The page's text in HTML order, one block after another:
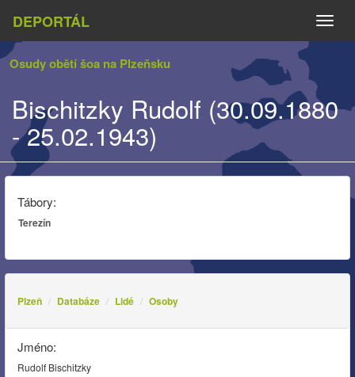
DEPORTÁL
Osudy obětí šoa na Plzeňsku
Bischitzky Rudolf (30.09.1880
- 25.02.1943)
Tábory:
Terezín
Plzeň Databáze Lidé Osoby
Jméno:
Rudolf Bischitzky